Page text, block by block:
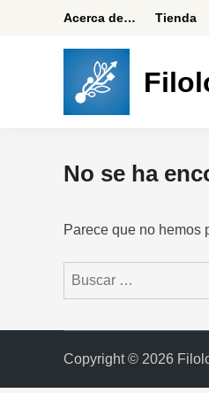
Acerca de… Tienda
No se ha
Parece que no hemos
Buscar:
Copyright © 2026